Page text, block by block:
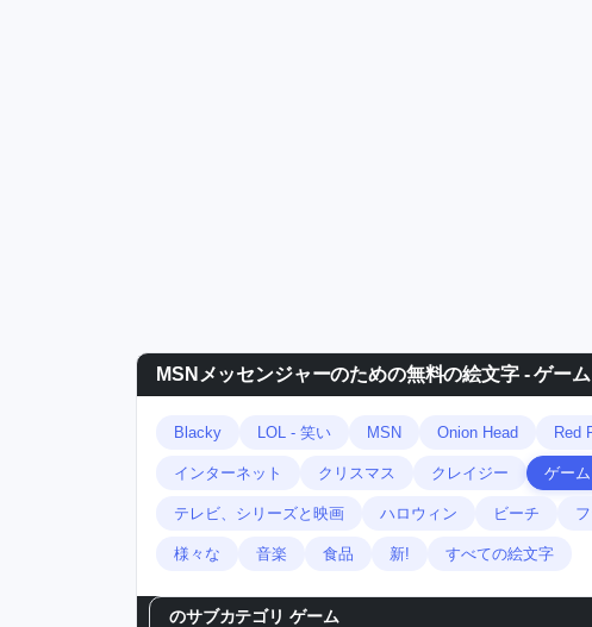
MSNメッセンジャーのための無料の絵文字 - ゲー
Blacky LOL - 笑い MSN Onion Head Red
インターネット クリスマス クレイジー ゲーム
テレビ、シリーズと映画 ハロウィン ビーチ
様々な 音楽 食品 新! すべての絵文字
のサブカテゴリ ゲーム